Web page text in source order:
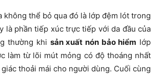
không thể bỏ qua đó là lớp đệm lót trong
là phần tiếp xúc trực tiếp với da đầu của
thường khi sản xuất nón bảo hiểm lớp
làm từ lõi mút mỏng có độ thoáng nhất
thoải mái cho người dùng. Cuối cùng